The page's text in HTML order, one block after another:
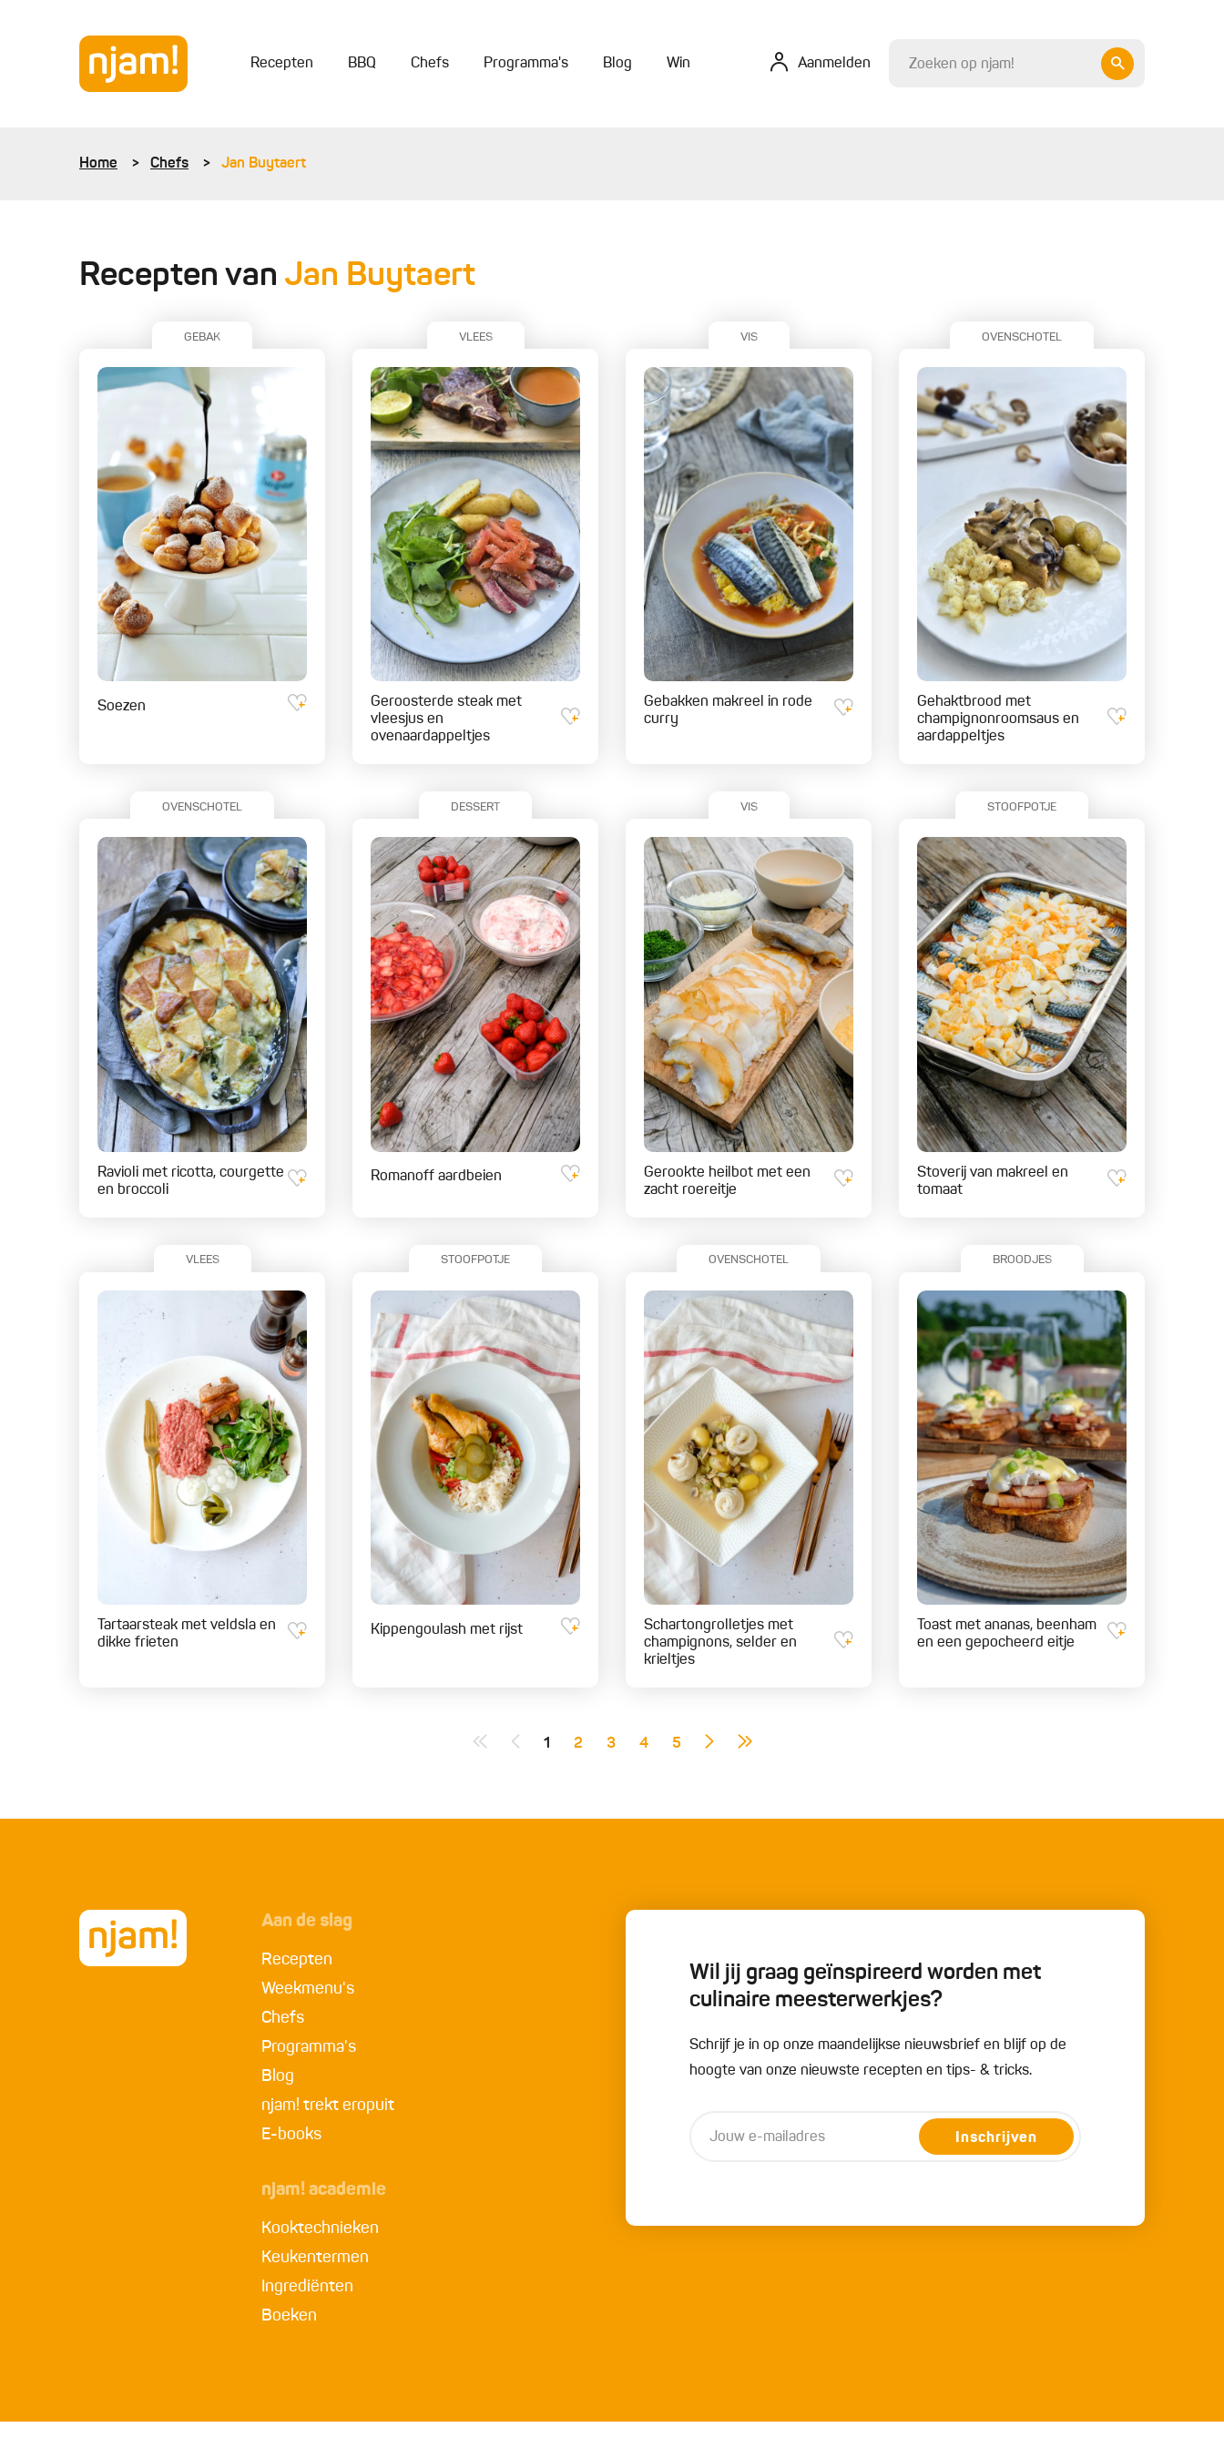
Recepten BBQ Chefs Programma's Blog Win Aanmelden
Home Chefs Jan Buytaert
Recepten van Jan Buytaert
GEBAK
Soezen
VLEES
Geroosterde steak met
vleesjus en
ovenaardappeltjes
VIS
Gebakken makreel in rode
curry
OVENSCHOTEL
Gehaktbrood met
champignonroomsaus en
aardappeltjes
OVENSCHOTEL
Ravioli met ricotta, courgette
en broccoli
DESSERT
Romanoff aardbeien
VIS
Gerookte heilbot met een
zacht roereitje
STOOFPOTJE
Stoverij van makreel en
tomaat
VLEES
Tartaarsteak met veldsla en
dikke frieten
STOOFPOTJE
Kippengoulash met rijst
OVENSCHOTEL
Schartongrolletjes met
champignons, selder en
krieltjes
BROODJES
Toast met ananas, beenham
en een gepocheerd eitje
1 2 3 4 5
Aan de slag
Recepten
Weekmenu's
Chefs
Programma's
Blog
njam! trekt eropuit
E-books
njam! academie
Kooktechnieken
Keukentermen
Ingrediënten
Boeken
Wil jij graag geïnspireerd worden met
culinaire meesterwerkjes?
Schrijf je in op onze maandelijkse nieuwsbrief en blijf op de
hoogte van onze nieuwste recepten en tips- & tricks.
Inschrijven